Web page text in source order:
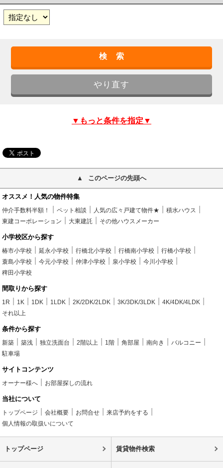
▼もっと条件を指定▼
このページの先頭へ
オススメ！人気の物件特集
仲介手数料半額！ ペット相談 人気の広々戸建て物件★
積水ハウス
東建コーポレーション
大東建託 その他ハウスメーカー
小学校区から探す
椿市小学校 延永小学校 行橋北小学校 行橋南小学校
行橋小学校
蓑島小学校
今元小学校 仲津小学校 泉小学校
今川小学校
稗田小学校
間取りから探す
1R 1K 1DK 1LDK 2K/2DK/2LDK 3K/3DK/3LDK
4K/4DK/4LDK
それ以上
条件から探す
新築 築浅 独立洗面台 2階以上 1階 角部屋 南向き
バルコニー
駐車場
サイトコンテンツ
オーナー様へ お部屋探しの流れ
当社について
トップページ 会社概要 お問合せ
来店予約をする
個人情報の取扱いについて
トップページ 賃貸物件検索